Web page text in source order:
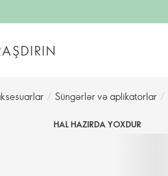
/ Süngərlər və aplikatorlar /
HAL HAZIRDA YOXDUR